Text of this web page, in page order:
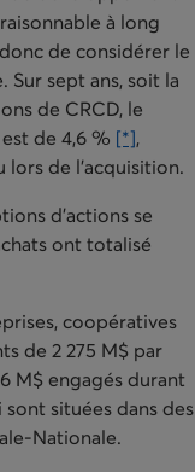
à long
de considérer le
sept ans, soit la
de CRCD, le
de 4,6 % [*],
lors de l’acquisition.
d’actions se
ont totalisé
coopératives
de 2 275 M$ par
M$ engagés durant
sont situées dans des
Nationale.